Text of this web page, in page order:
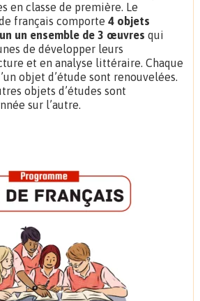
en classe de première. Le
français comporte 4 objets
un ensemble de 3 œuvres qui
de développer leurs
et en analyse littéraire. Chaque
objet d’étude sont renouvelées.
objets d’études sont
sur l’autre.